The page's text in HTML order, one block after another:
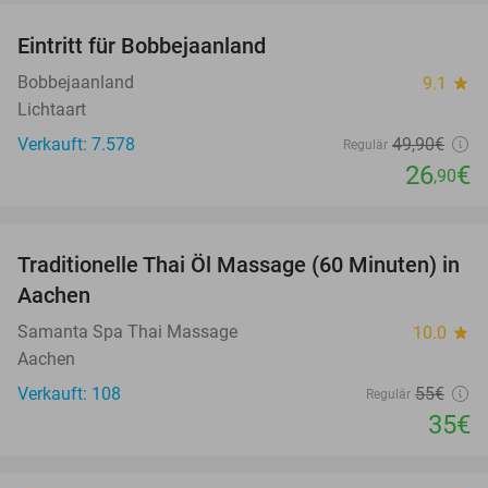
Eintritt für Bobbejaanland
Bobbejaanland 9.1 star
Lichtaart
Verkauft: 7.578
Regulär 49,90€
26,90€
36%
Traditionelle Thai Öl Massage (60 Minuten) in
Aachen
Samanta Spa Thai Massage 10.0 star
Aachen
Verkauft: 108
Regulär 55€
35€